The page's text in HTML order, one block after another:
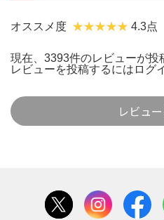
オススメ度 4.3点
現在、3393件のレビューが投
レビューを投稿するには ログ
レビュ